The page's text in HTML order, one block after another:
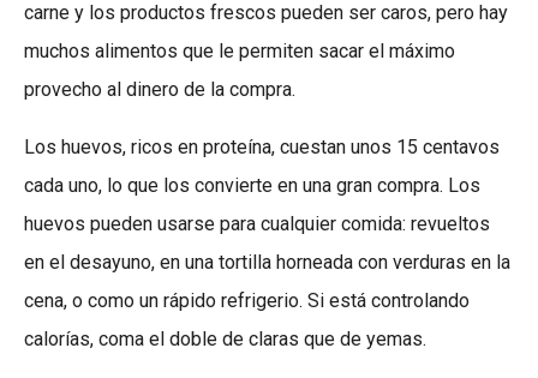
carne y los productos frescos pueden ser caros, pero hay
muchos alimentos que le permiten sacar el máximo
provecho al dinero de la compra.
Los huevos, ricos en proteína, cuestan unos 15 centavos
cada uno, lo que los convierte en una gran compra. Los
huevos pueden usarse para cualquier comida: revueltos
en el desayuno, en una tortilla horneada con verduras en la
cena, o como un rápido refrigerio. Si está controlando
calorías, coma el doble de claras que de yemas.